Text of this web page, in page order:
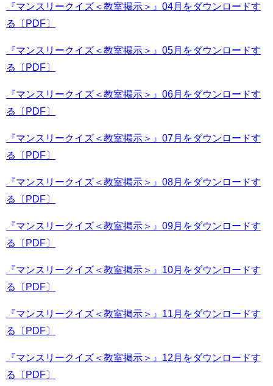
『マンスリークイズ＜教室掲示＞』04月をダウンロードす
る〔PDF〕
『マンスリークイズ＜教室掲示＞』05月をダウンロードす
る〔PDF〕
『マンスリークイズ＜教室掲示＞』06月をダウンロードす
る〔PDF〕
『マンスリークイズ＜教室掲示＞』07月をダウンロードす
る〔PDF〕
『マンスリークイズ＜教室掲示＞』08月をダウンロードす
る〔PDF〕
『マンスリークイズ＜教室掲示＞』09月をダウンロードす
る〔PDF〕
『マンスリークイズ＜教室掲示＞』10月をダウンロードす
る〔PDF〕
『マンスリークイズ＜教室掲示＞』11月をダウンロードす
る〔PDF〕
『マンスリークイズ＜教室掲示＞』12月をダウンロードす
る〔PDF〕